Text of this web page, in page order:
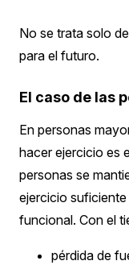
No se trata solo
para el futuro.
El caso de las
En personas
hacer ejercicio es
personas se
ejercicio
funcional. Con el
pérdida de